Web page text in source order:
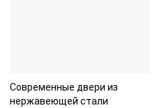
Современные двери из
нержавеющей стали